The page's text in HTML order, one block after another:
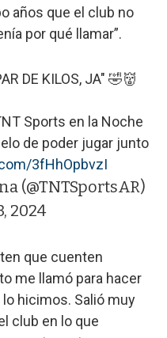
años que el club no
por qué llamar”.
DE KILOS, JA" 🤣👹
Sports en la Noche
de poder jugar junto
3fHhOpbvzI
(@TNTSportsAR)
2024
que cuenten
me llamó para hacer
hicimos. Salió muy
club en lo que